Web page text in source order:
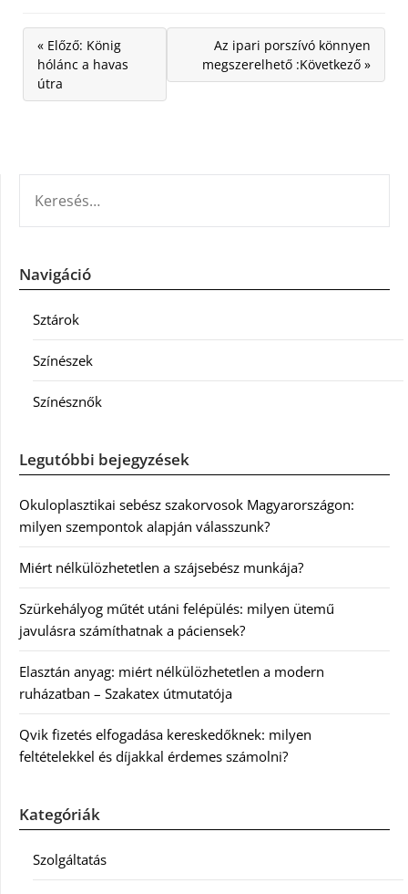
« Előző: König
hólánc a havas
útra
Az ipari porszívó könnyen
megszerelhető :Következő »
Navigáció
Sztárok
Színészek
Színésznők
Legutóbbi bejegyzések
Okuloplasztikai sebész szakorvosok Magyarországon:
milyen szempontok alapján válasszunk?
Miért nélkülözhetetlen a szájsebész munkája?
Szürkehályog műtét utáni felépülés: milyen ütemű
javulásra számíthatnak a páciensek?
Elasztán anyag: miért nélkülözhetetlen a modern
ruházatban – Szakatex útmutatója
Qvik fizetés elfogadása kereskedőknek: milyen
feltételekkel és díjakkal érdemes számolni?
Kategóriák
Szolgáltatás